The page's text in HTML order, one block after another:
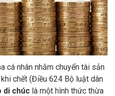
cá nhân nhằm chuyển tài sản
chết (Điều 624 Bộ luật dân
di chúc là một hình thức thừa